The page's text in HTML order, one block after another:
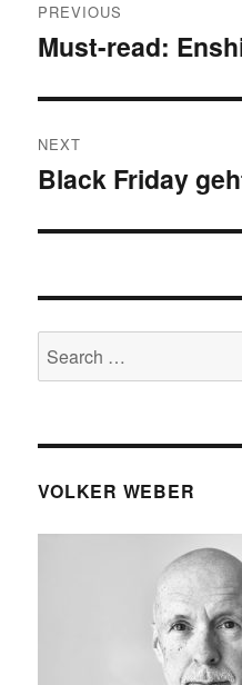
navigation
PREVIOUS
Previous
Must-read:
NEXT
Next
Black Friday
Search
for:
VOLKER WEBER